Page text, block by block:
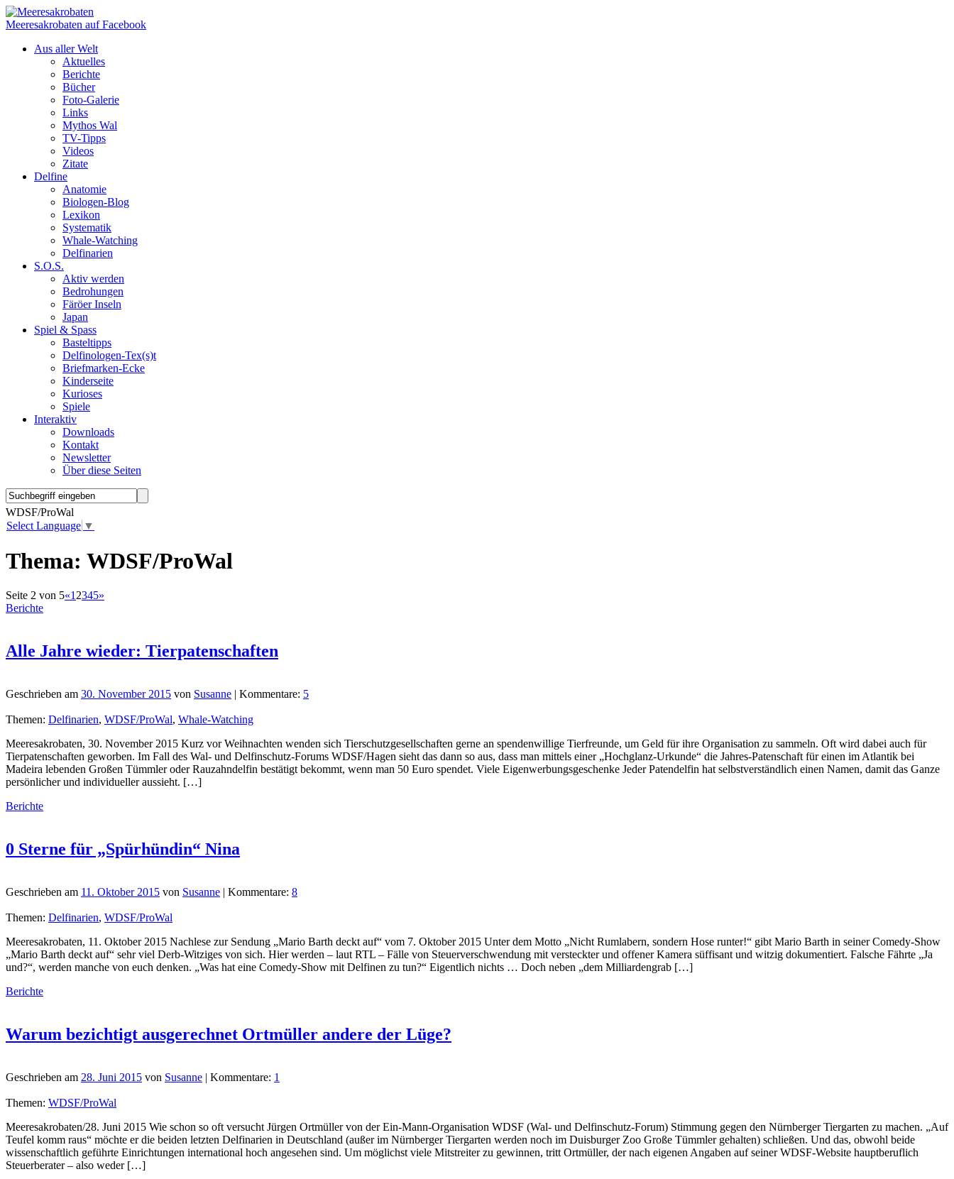
Meeresakrobaten auf Facebook
Aus aller Welt
Aktuelles
Berichte
Bücher
Foto-Galerie
Links
Mythos Wal
TV-Tipps
Videos
Zitate
Delfine
Anatomie
Biologen-Blog
Lexikon
Systematik
Whale-Watching
Delfinarien
S.O.S.
Aktiv werden
Bedrohungen
Färöer Inseln
Japan
Spiel & Spass
Basteltipps
Delfinologen-Tex(s)t
Briefmarken-Ecke
Kinderseite
Kurioses
Spiele
Interaktiv
Downloads
Kontakt
Newsletter
Über diese Seiten
WDSF/ProWal
Select Language ▼
Thema: WDSF/ProWal
Seite 2 von 5«1 2345»
Berichte
Alle Jahre wieder: Tierpatenschaften
Geschrieben am 30. November 2015 von Susanne | Kommentare: 5
Themen: Delfinarien, WDSF/ProWal, Whale-Watching
Meeresakrobaten, 30. November 2015 Kurz vor Weihnachten wenden sich Tierschutzgesellschaften gerne an spendenwillige Tierfreunde, um Geld für ihre Organisation zu sammeln. Oft wird dabei auch für
Tierpatenschaften geworben. Im Fall des Wal- und Delfinschutz-Forums WDSF/Hagen sieht das dann so aus, dass man mittels einer „Hochglanz-Urkunde“ die Jahres-Patenschaft für einen im Atlantik bei
Madeira lebenden Großen Tümmler oder Rauzahndelfin bestätigt bekommt, wenn man 50 Euro spendet. Viele Eigenwerbungsgeschenke Jeder Patendelfin hat selbstverständlich einen Namen, damit das Ganze
persönlicher und individueller aussieht. […]
Berichte
0 Sterne für „Spürhündin“ Nina
Geschrieben am 11. Oktober 2015 von Susanne | Kommentare: 8
Themen: Delfinarien, WDSF/ProWal
Meeresakrobaten, 11. Oktober 2015 Nachlese zur Sendung „Mario Barth deckt auf“ vom 7. Oktober 2015 Unter dem Motto „Nicht Rumlabern, sondern Hose runter!“ gibt Mario Barth in seiner Comedy-Show
„Mario Barth deckt auf“ sehr viel Derb-Witziges von sich. Hier werden – laut RTL – Fälle von Steuerverschwendung mit versteckter und offener Kamera süffisant und witzig dokumentiert. Falsche Fährte „Ja
und?“, werden manche von euch denken. „Was hat eine Comedy-Show mit Delfinen zu tun?“ Eigentlich nichts … Doch neben „dem Milliardengrab […]
Berichte
Warum bezichtigt ausgerechnet Ortmüller andere der Lüge?
Geschrieben am 28. Juni 2015 von Susanne | Kommentare: 1
Themen: WDSF/ProWal
Meeresakrobaten/28. Juni 2015 Wie schon so oft versucht Jürgen Ortmüller von der Ein-Mann-Organisation WDSF (Wal- und Delfinschutz-Forum) Stimmung gegen den Nürnberger Tiergarten zu machen. „Auf
Teufel komm raus“ möchte er die beiden letzten Delfinarien in Deutschland (außer im Nürnberger Tiergarten werden noch im Duisburger Zoo Große Tümmler gehalten) schließen. Und das, obwohl beide
wissenschaftlich geführte Einrichtungen international hoch angesehen sind. Um möglichst viele Mitstreiter zu gewinnen, tritt Ortmüller, der nach eigenen Angaben auf seiner WDSF-Website hauptberuflich
Steuerberater – also weder […]